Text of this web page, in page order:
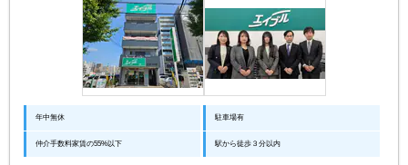
年中無休 駐車場有
仲介手数料家賃の55%以下 駅から徒歩３分以内